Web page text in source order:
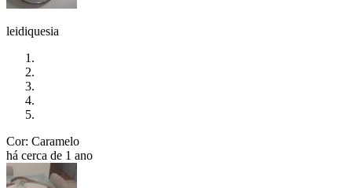
leidiquesia
Cor: Caramelo
há cerca de 1 ano